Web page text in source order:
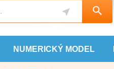
NUMERICKÝ MODEL